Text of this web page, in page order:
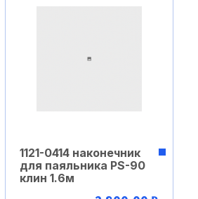
1121-0414 наконечник
для паяльника PS-90
клин 1.6м